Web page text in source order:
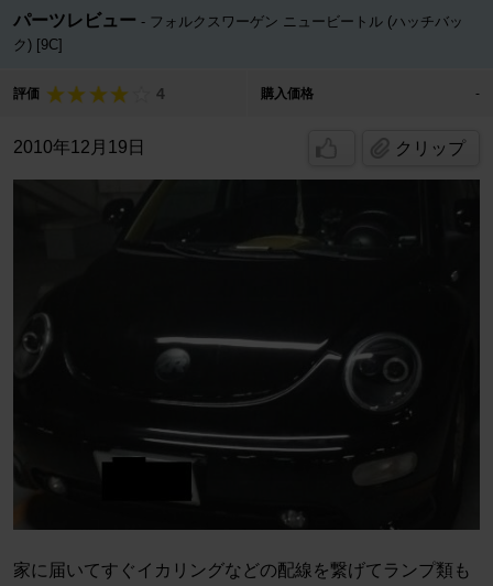
パーツレビュー
フォルクスワーゲン ニュービートル (ハッチバッ
ク) [9C]
評価 4 購入価格 -
2010年12月19日 クリップ
家に届いてすぐイカリングなどの配線を繋げてランプ類も